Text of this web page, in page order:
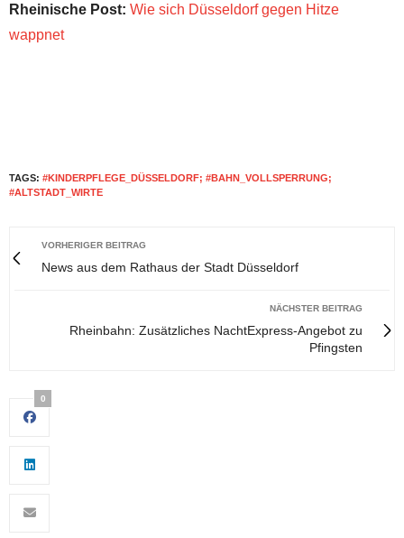
Rheinische Post: Wie sich Düsseldorf gegen Hitze
wappnet
TAGS: #KINDERPFLEGE_DÜSSELDORF; #BAHN_VOLLSPERRUNG;
#ALTSTADT_WIRTE
VORHERIGER BEITRAG
News aus dem Rathaus der Stadt Düsseldorf
NÄCHSTER BEITRAG
Rheinbahn: Zusätzliches NachtExpress-Angebot zu
Pfingsten
0